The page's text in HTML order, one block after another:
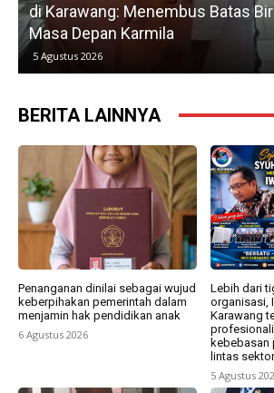
Birokrasi demi
Petani,
BERITA LAINNYA
Penanganan dinilai sebagai wujud
keberpihakan pemerintah dalam
menjamin hak pendidikan anak
6 Agustus 2026
Lebih dari
organisasi,
Karawang
kebebasan
lintas
5 Agustus